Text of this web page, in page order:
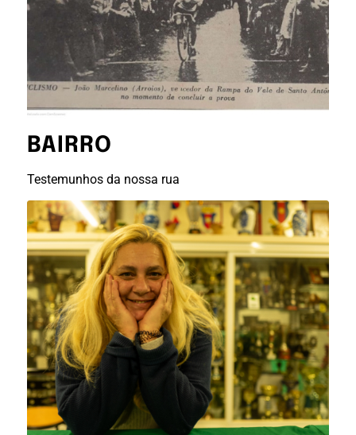
BAIRRO
Testemunhos da nossa rua